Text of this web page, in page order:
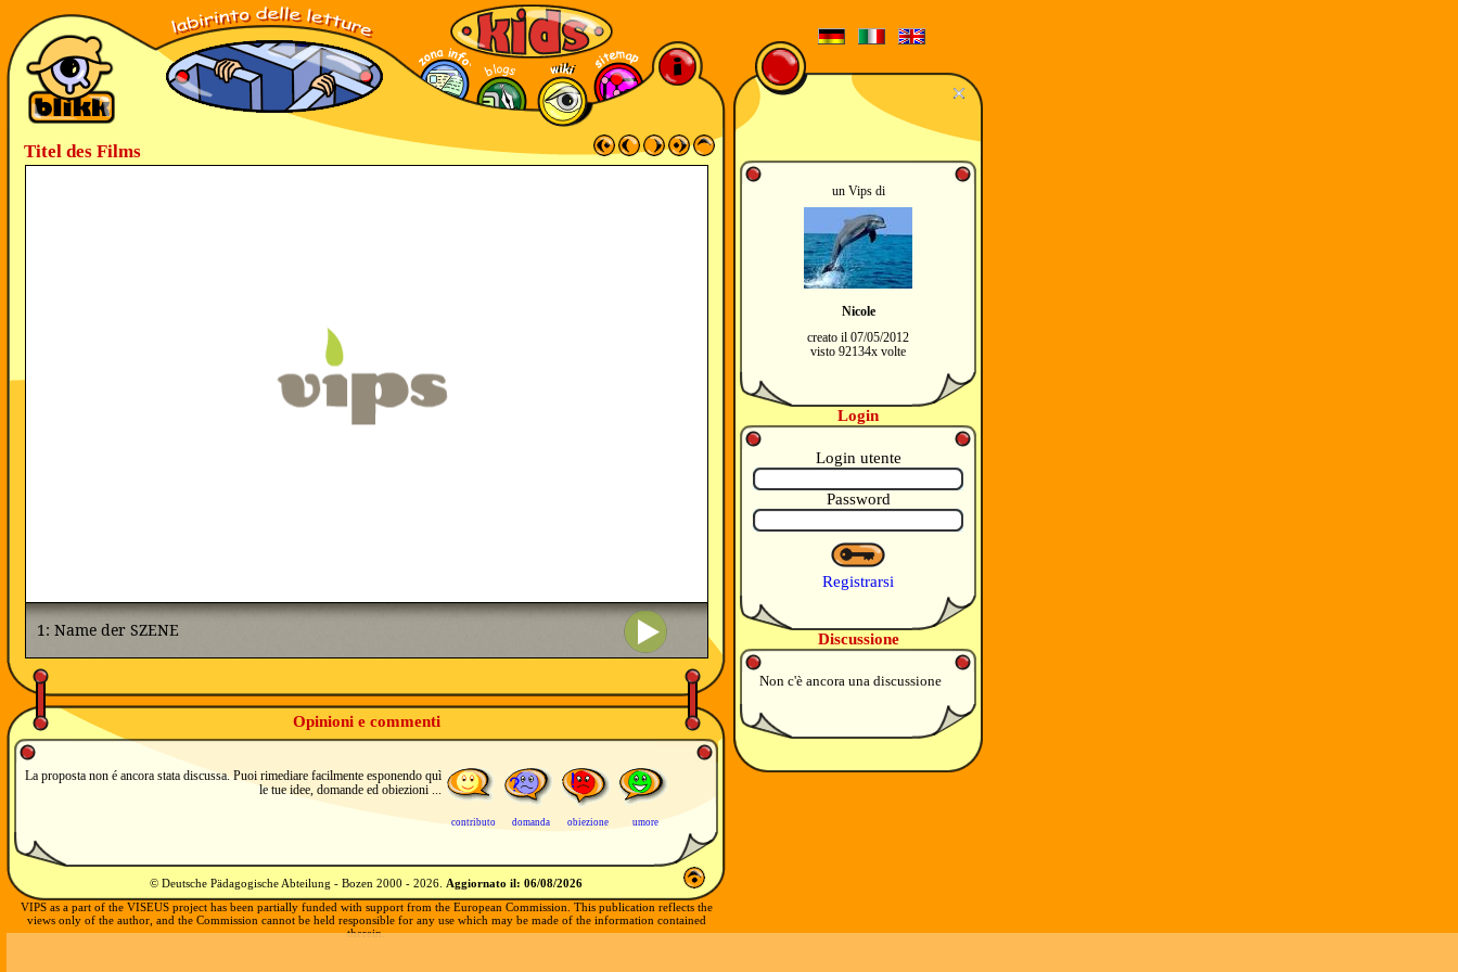
Titel des Films
Opinioni e commenti
La proposta non é ancora stata discussa. Puoi rimediare facilmente esponendo quì
le tue idee, domande ed obiezioni ...
contributo domanda obiezione umore
© Deutsche Pädagogische Abteilung - Bozen 2000 - 2026 Aggiornato il: 06/08/2026
VIPS as a part of the VISEUS project has been partially funded with support from the European Commission. This publication reflects the
views only of the author, and the Commission cannot be held responsible for any use which may be made of the information contained
therein.
un Vips di
Nicole
creato il 07/05/2012
visto 92134x volte
Login
Login utente
Password
Registrarsi
Discussione
Non c'è ancora una discussione